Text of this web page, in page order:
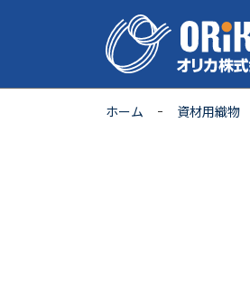
ホーム 資材用織物